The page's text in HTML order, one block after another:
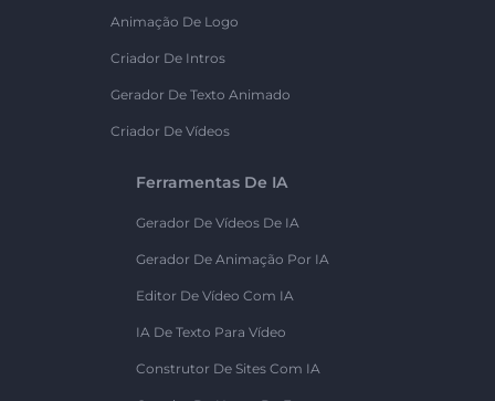
Animação De Logo
Criador De Intros
Gerador De Texto Animado
Criador De Vídeos
Ferramentas De IA
Gerador De Vídeos De IA
Gerador De Animação Por IA
Editor De Vídeo Com IA
IA De Texto Para Vídeo
Construtor De Sites Com IA